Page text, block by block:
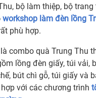
bộ làm thiệp, bộ trang
workshop làm đèn lồng
phù hợp.
combo quà Trung Thu
lồng đèn giấy, túi vải,
bút chì gỗ, túi giấy và
với các chương trình